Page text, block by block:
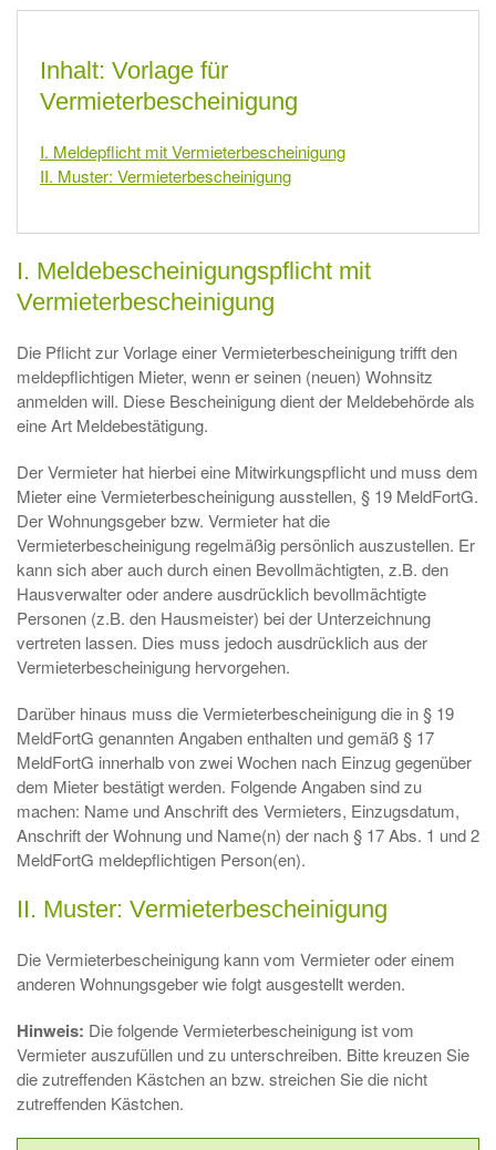
Inhalt: Vorlage für
Vermieterbescheinigung
I. Meldepflicht mit Vermieterbescheinigung
II. Muster: Vermieterbescheinigung
I. Meldebescheinigungspflicht mit
Vermieterbescheinigung
Die Pflicht zur Vorlage einer Vermieterbescheinigung trifft den
meldepflichtigen Mieter, wenn er seinen (neuen) Wohnsitz
anmelden will. Diese Bescheinigung dient der Meldebehörde als
eine Art Meldebestätigung.
Der Vermieter hat hierbei eine Mitwirkungspflicht und muss dem
Mieter eine Vermieterbescheinigung ausstellen, § 19 MeldFortG.
Der Wohnungsgeber bzw. Vermieter hat die
Vermieterbescheinigung regelmäßig persönlich auszustellen. Er
kann sich aber auch durch einen Bevollmächtigten, z.B. den
Hausverwalter oder andere ausdrücklich bevollmächtigte
Personen (z.B. den Hausmeister) bei der Unterzeichnung
vertreten lassen. Dies muss jedoch ausdrücklich aus der
Vermieterbescheinigung hervorgehen.
Darüber hinaus muss die Vermieterbescheinigung die in § 19
MeldFortG genannten Angaben enthalten und gemäß § 17
MeldFortG innerhalb von zwei Wochen nach Einzug gegenüber
dem Mieter bestätigt werden. Folgende Angaben sind zu
machen: Name und Anschrift des Vermieters, Einzugsdatum,
Anschrift der Wohnung und Name(n) der nach § 17 Abs. 1 und 2
MeldFortG meldepflichtigen Person(en).
II. Muster: Vermieterbescheinigung
Die Vermieterbescheinigung kann vom Vermieter oder einem
anderen Wohnungsgeber wie folgt ausgestellt werden.
Hinweis: Die folgende Vermieterbescheinigung ist vom
Vermieter auszufüllen und zu unterschreiben. Bitte kreuzen Sie
die zutreffenden Kästchen an bzw. streichen Sie die nicht
zutreffenden Kästchen.